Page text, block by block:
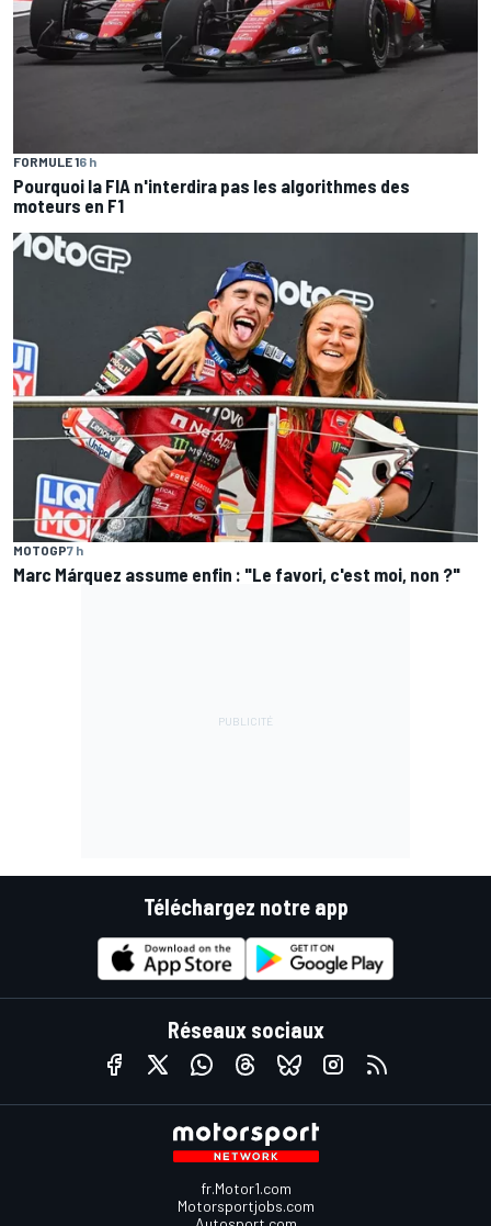
FORMULE 16 h
Pourquoi la FIA n'interdira pas les algorithmes des
moteurs en F1
MOTOGP7 h
Marc Márquez assume enfin : "Le favori, c'est moi, non ?"
Téléchargez notre app
Réseaux sociaux
fr.Motor1.com
Motorsportjobs.com